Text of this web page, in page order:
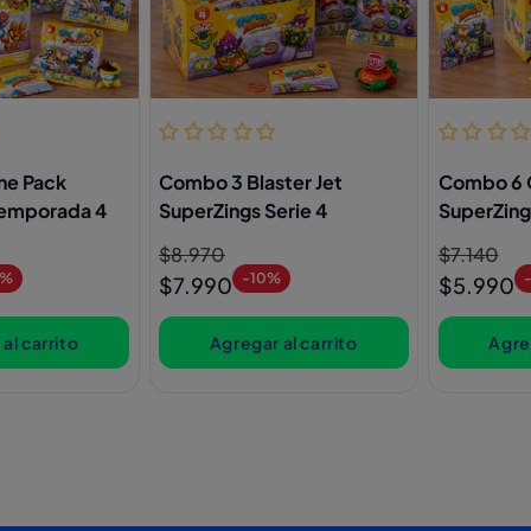
Pack
4
carrito
Combo 3 Blaster Jet
SuperZings Serie 4
Precio
habitual
$8.970
Precio
de
oferta
$7.990 -10%
Agregar al carrito
Combo 6
Precio
habitual
$7.140
Precio
de
oferta
$5.990